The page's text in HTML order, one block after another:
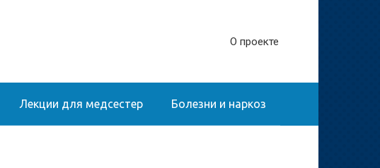
О проекте
Лекции для медсестер Болезни и наркоз